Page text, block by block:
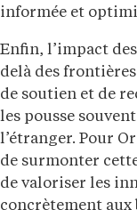
informée et
Enfin, l’impact des
delà des
de soutien et de
les pousse
l’étranger. Pour
de surmonter
de valoriser les
concrètement aux